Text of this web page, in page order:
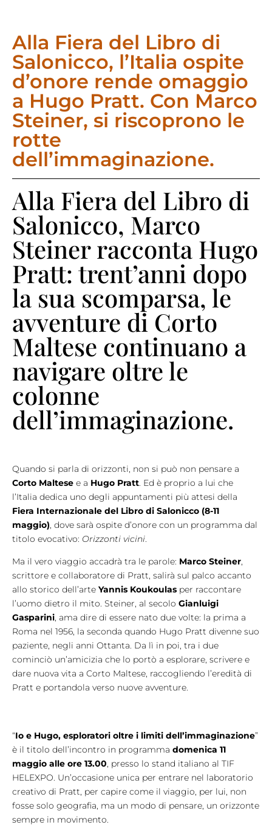
Alla Fiera del Libro di
Salonicco, l’Italia ospite
d’onore rende omaggio
a Hugo Pratt. Con Marco
Steiner, si riscoprono le
rotte
dell’immaginazione.
Alla Fiera del Libro di
Salonicco, Marco
Steiner racconta Hugo
Pratt: trent’anni dopo
la sua scomparsa, le
avventure di Corto
Maltese continuano a
navigare oltre le
colonne
dell’immaginazione.
Quando si parla di orizzonti, non si può non pensare a
Corto Maltese e a Hugo Pratt. Ed è proprio a lui che
l’Italia dedica uno degli appuntamenti più attesi della
Fiera Internazionale del Libro di Salonicco (8-11
maggio), dove sarà ospite d’onore con un programma dal
titolo evocativo: Orizzonti vicini.
Ma il vero viaggio accadrà tra le parole: Marco Steiner,
scrittore e collaboratore di Pratt, salirà sul palco accanto
allo storico dell’arte Yannis Koukoulas per raccontare
l’uomo dietro il mito. Steiner, al secolo Gianluigi
Gasparini, ama dire di essere nato due volte: la prima a
Roma nel 1956, la seconda quando Hugo Pratt divenne suo
paziente, negli anni Ottanta. Da lì in poi, tra i due
cominciò un’amicizia che lo portò a esplorare, scrivere e
dare nuova vita a Corto Maltese, raccogliendo l’eredità di
Pratt e portandola verso nuove avventure.
“Io e Hugo, esploratori oltre i limiti dell’immaginazione”
è il titolo dell’incontro in programma domenica 11
maggio alle ore 13.00, presso lo stand italiano al TIF
HELEXPO. Un’occasione unica per entrare nel laboratorio
creativo di Pratt, per capire come il viaggio, per lui, non
fosse solo geografia, ma un modo di pensare, un orizzonte
sempre in movimento.